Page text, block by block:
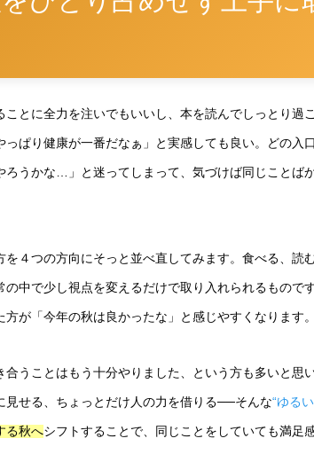
とに全力を注いでもいいし、本を読んでしっとり過
ぱり健康が一番だなぁ」と実感しても良い。どの入
ろうかな…」と迷ってしまって、気づけば同じことば
４つの方向にそっと並べ直してみます。食べる、読
中で少し視点を変えるだけで取り入れられるもので
が「今年の秋は良かったな」と感じやすくなります。
合うことはもう十分やりました、という方も多いと思
見せる、ちょっとだけ人の力を借りる──そんな“ゆる
る秋へシフトすることで、同じことをしていても満足